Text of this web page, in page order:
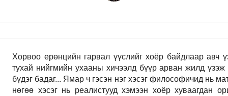
Хорвоо ерөнцийн гарвал үүслийг хоёр байдлаар авч
тухай нийгмийн ухааны хичээлд бүүр арван жилд
бүдэг бадаг... Ямар ч гэсэн нэг хэсэг философичид нь
нөгөө хэсэг нь реалистууд хэмээн хоёр хуваагдан